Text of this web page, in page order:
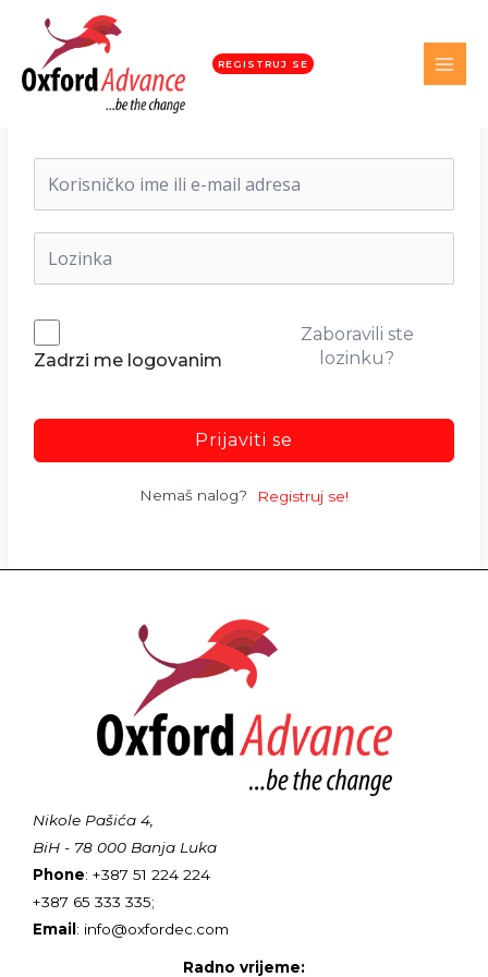
REGISTRUJ SE
Dobrodošli nazad!
Zadrzi me logovanim
Zaboravili ste
lozinku?
Prijaviti se
Nemaš nalog? Registruj se!
Nikole Pašića 4,
BiH - 78 000 Banja Luka
Phone: +387 51 224 224
+387 65 333 335;
Email: info@oxfordec.com
Radno vrijeme: